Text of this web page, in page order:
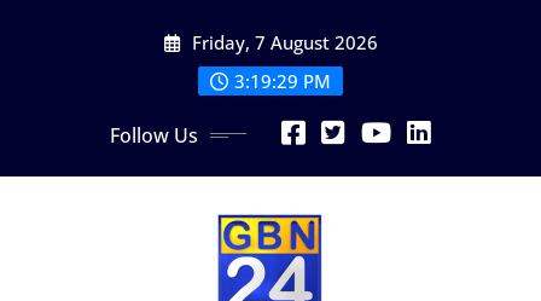
Friday, 7 August 2026
3:19:29 PM
Follow Us